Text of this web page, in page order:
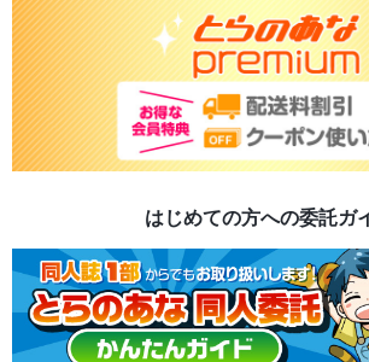
はじめての方への委託ガ